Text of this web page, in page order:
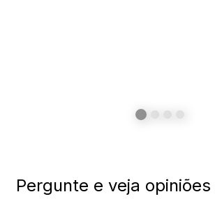
Pergunte e veja